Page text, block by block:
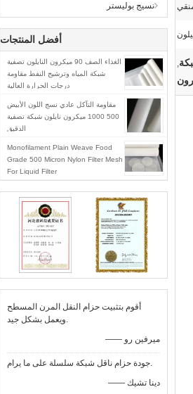
نسيج بوليستر
أفضل المنتجات
الغذاء الصف 90 ميكرون النايلون تصفية
شبكة المياه وترشيح النفط مقاومة
درجات الحرارة العالية
مقاومة التآكل عادي نسج اللون الأبيض
500 1000 ميكرون نايلون شبكة تصفية
الدقيق
Monofilament Plain Weave Food
Grade 500 Micron Nylon Filter Mesh
For Liquid Filter
أقوم بتثبيت حزام النقل المرن المسطح
ويعمل بشكل جيد.
—— ميرفين رو
جودة حزام ناقل شبكة سلسلة على ما يرام.
—— دينا تشيك
,